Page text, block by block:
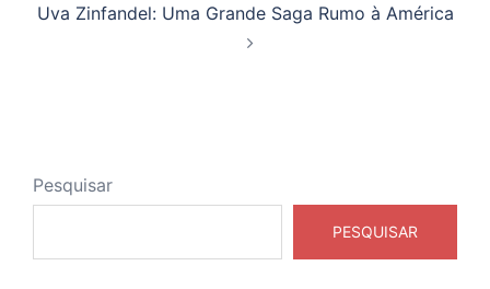
Uva Zinfandel: Uma Grande Saga Rumo à América
Pesquisar
PESQUISAR